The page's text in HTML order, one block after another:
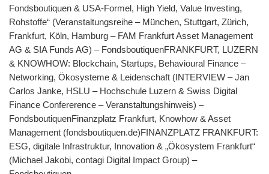
Fondsboutiquen & USA-Formel, High Yield, Value Investing,
Rohstoffe“ (Veranstaltungsreihe – München, Stuttgart, Zürich,
Frankfurt, Köln, Hamburg – FAM Frankfurt Asset Management
AG & SIA Funds AG) – FondsboutiquenFRANKFURT, LUZERN
& KNOWHOW: Blockchain, Startups, Behavioural Finance –
Networking, Ökosysteme & Leidenschaft (INTERVIEW – Jan
Carlos Janke, HSLU – Hochschule Luzern & Swiss Digital
Finance Confererence – Veranstaltungshinweis) –
FondsboutiquenFinanzplatz Frankfurt, Knowhow & Asset
Management (fondsboutiquen.de)FINANZPLATZ FRANKFURT:
ESG, digitale Infrastruktur, Innovation & „Ökosystem Frankfurt“
(Michael Jakobi, contagi Digital Impact Group) –